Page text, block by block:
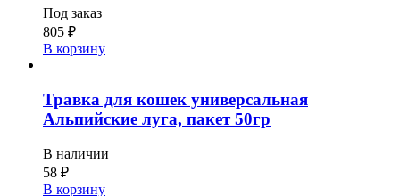
Под заказ
805 ₽
В корзину
Травка для кошек универсальная
Альпийские луга, пакет 50гр
В наличии
58 ₽
В корзину